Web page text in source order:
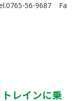
56-9687 Fa
レインに乗